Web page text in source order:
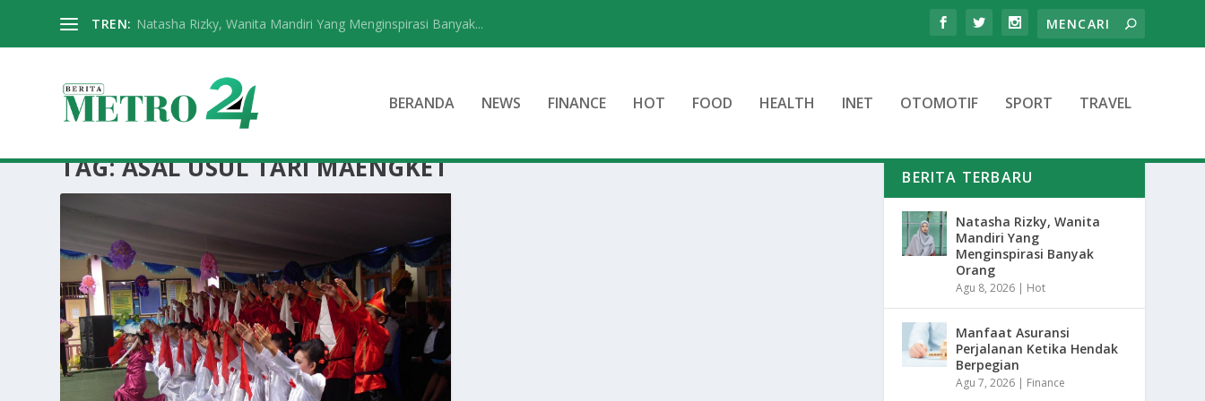
TREN: Natasha Rizky, Wanita Mandiri Yang Menginspirasi Banyak...
BERANDA NEWS FINANCE HOT FOOD HEALTH INET OTOMOTIF SPORT TRAVEL
TAG:ASAL USUL TARI MAENGKET BERITA TERBARU
Natasha Rizky, Wanita
Mandiri Yang
Menginspirasi Banyak
Orang
Agu 8, 2026 | Hot
Manfaat Asuransi
Perjalanan Ketika Hendak
Berpegian
Agu 7, 2026 | Finance